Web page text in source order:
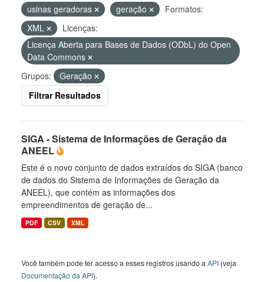
usinas geradoras
geração
Formatos:
XML
Licenças:
Licença Aberta para Bases de Dados (ODbL) do Open
Data Commons
Grupos:
Geração
Filtrar Resultados
SIGA - Sistema de Informações de Geração da
ANEEL
Este é o novo conjunto de dados extraídos do SIGA (banco
de dados do Sistema de Informações de Geração da
ANEEL), que contém as informações dos
empreendimentos de geração de...
PDF CSV XML
Você também pode ter acesso a esses registros usando a API (veja
Documentação da API).